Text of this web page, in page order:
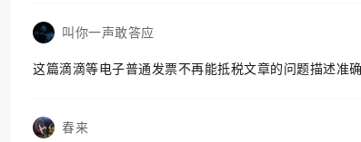
叫你一声敢答应
这篇滴滴等电子普通发票不再能抵税文章的问题描述准
春来